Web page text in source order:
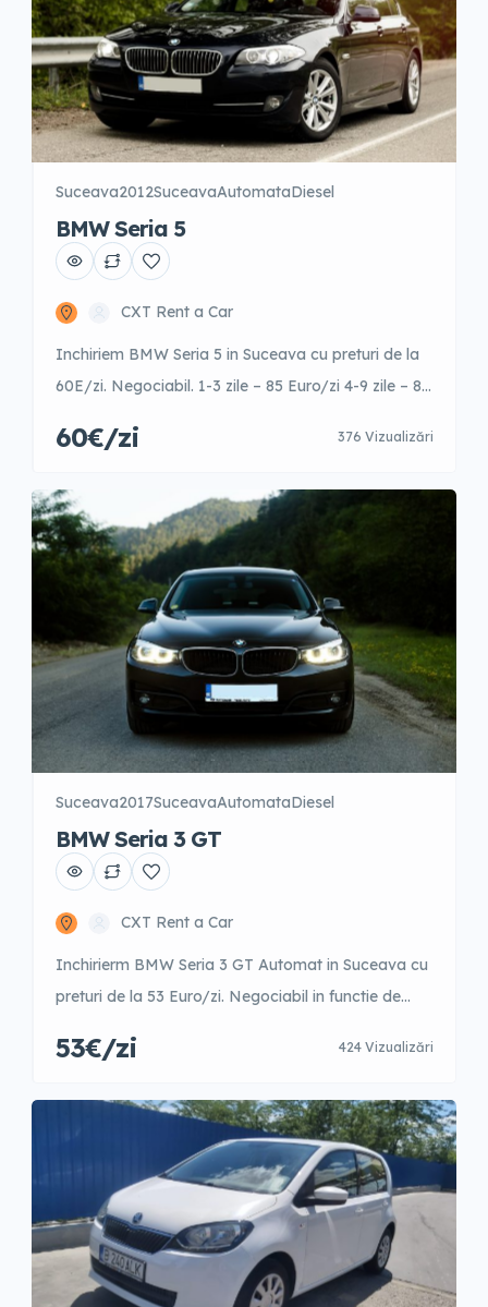
Suceava2012SuceavaAutomataDiesel
BMW Seria 5
CXT Rent a Car
Inchiriem BMW Seria 5 in Suceava cu preturi de la
60E/zi. Negociabil. 1-3 zile – 85 Euro/zi 4-9 zile – 80
Euro/zi 22-30 zile – 65 Euro/zi +31 zile – 60 Euro/zi
cost suplimentar pe zi.
60€/zi 376 Vizualizări
Suceava2017SuceavaAutomataDiesel
BMW Seria 3 GT
CXT Rent a Car
Inchirierm BMW Seria 3 GT Automat in Suceava cu
preturi de la 53 Euro/zi. Negociabil in functie de
Euro/zi 10-15 zile – 62 Euro/zi 16-21 zile – 60
Garantie 500 Euro Posibilitate fara […]
53€/zi 424 Vizualizări